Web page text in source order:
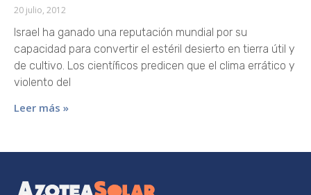
20 julio, 2012
Israel ha ganado una reputación mundial por su
capacidad para convertir el estéril desierto en tierra útil y
de cultivo. Los científicos predicen que el clima errático y
violento del
Leer más »